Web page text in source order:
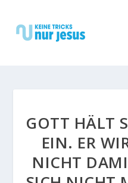
GOTT HÄLT
EIN. ER
NICHT